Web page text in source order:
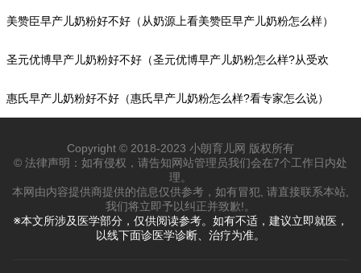
费者点评）
美赞臣早产儿奶粉好不好（从奶源上看美赞臣早产儿奶粉怎么样）
圣元优博早产儿奶粉好不好（圣元优博早产儿奶粉怎么样?从受欢
迎度上看）
惠氏早产儿奶粉好不好（惠氏早产儿奶粉怎么样?看专家怎么说）
Copyright © 2018-2023 小朗育儿网 版权所有
© 法律声明：如有侵权，请告知网站管理员我们会在7个工作日内处
理。
本网由内容提供商提供的信息仅供参考，如有冒犯, 请直接联系本站,
我们将立即予以纠正并致歉!。
※本文所涉及医学部分，仅供阅读参考。如有不适，建议立即就医，
以线下面诊医学诊断、治疗为准。